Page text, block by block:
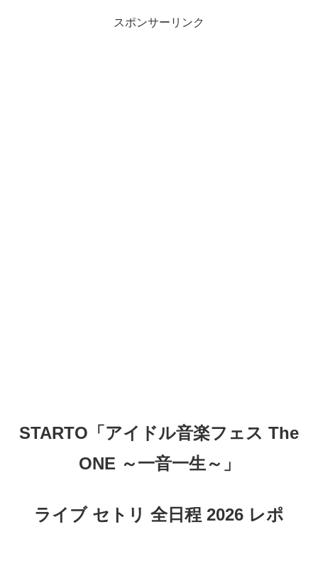
スポンサーリンク
STARTO「アイドル音楽フェス The
ONE ～一音一生～」
ライブ セトリ 全日程 2026 レポ